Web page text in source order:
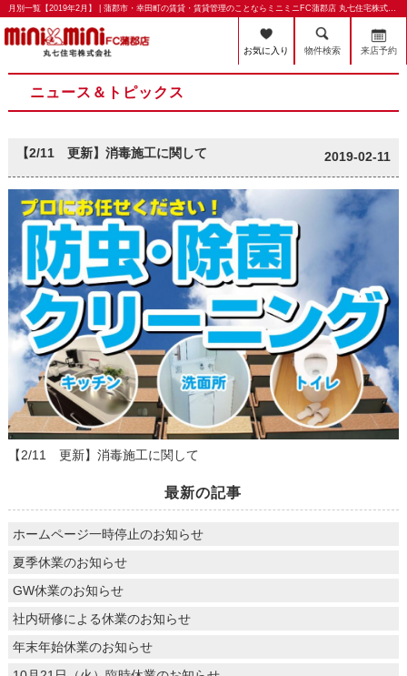
月別一覧【2019年2月】 | 蒲郡市・幸田町の賃貸・賃貸管理のことならミニミニFC蒲郡店 丸七住宅株式会社
お気に入り 物件検索 来店予約
ニュース＆トピックス
【2/11 更新】消毒施工に関して 2019-02-11
【2/11 更新】消毒施工に関して
最新の記事
ホームページ一時停止のお知らせ
夏季休業のお知らせ
GW休業のお知らせ
社内研修による休業のお知らせ
年末年始休業のお知らせ